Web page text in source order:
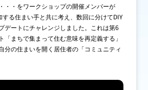
ィ
・・をワークショップの開催メンバーが
する住まい手と共に考え、数回に分けてDIY
デートにチャレンジしました。これは第6
「まちで集まって住む意味を再定義する」
分の住まいを開く居住者の「コミュニティ